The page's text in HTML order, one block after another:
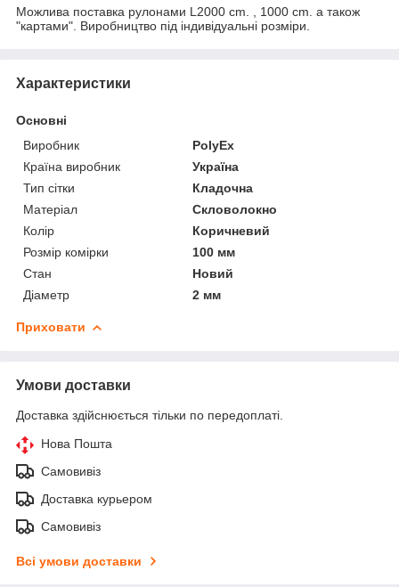
Можлива поставка рулонами L2000 cm. , 1000 cm. а також
"картами". Виробництво під індивідуальні розміри.
Характеристики
Основні
Виробник
PolyEx
Країна виробник
Україна
Тип сітки
Кладочна
Матеріал
Скловолокно
Колір
Коричневий
Розмір комірки
100 мм
Стан
Новий
Діаметр
2 мм
Приховати
Умови доставки
Доставка здійснюється тільки по передоплаті.
Нова Пошта
Самовивіз
Доставка курьером
Самовивіз
Всі умови доставки